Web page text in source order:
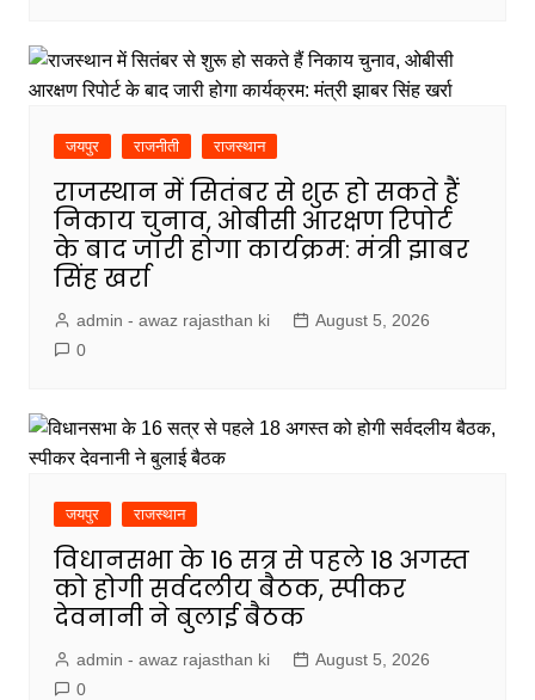
जयपुर राजनीती राजस्थान
राजस्थान में सितंबर से शुरू हो सकते हैं
निकाय चुनाव, ओबीसी आरक्षण रिपोर्ट
के बाद जारी होगा कार्यक्रम: मंत्री झाबर
सिंह खर्रा
admin - awaz rajasthan ki
August 5, 2026
0
जयपुर राजस्थान
विधानसभा के 16 सत्र से पहले 18 अगस्त
को होगी सर्वदलीय बैठक, स्पीकर
देवनानी ने बुलाई बैठक
admin - awaz rajasthan ki
August 5, 2026
0